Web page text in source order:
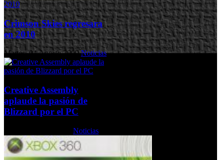
Crimson Skies regresara
en 2010
Martes, 04 Agosto 2009Noticias
Creative Assembly
aplaude la pasión de
Blizzard por el PC
Noticias